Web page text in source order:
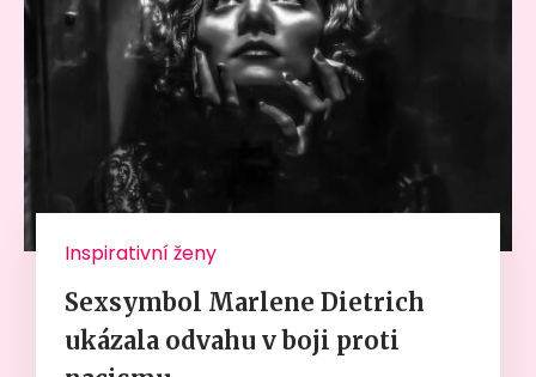
Inspirativní ženy
Sexsymbol Marlene Dietrich
ukázala odvahu v boji proti